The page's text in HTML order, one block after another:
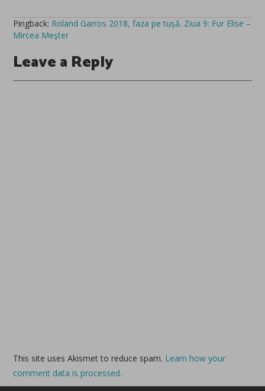
Pingback: Roland Garros 2018, faza pe tușă. Ziua 9: Für Elise –
Mircea Meşter
Leave a Reply
This site uses Akismet to reduce spam. Learn how your
comment data is processed.